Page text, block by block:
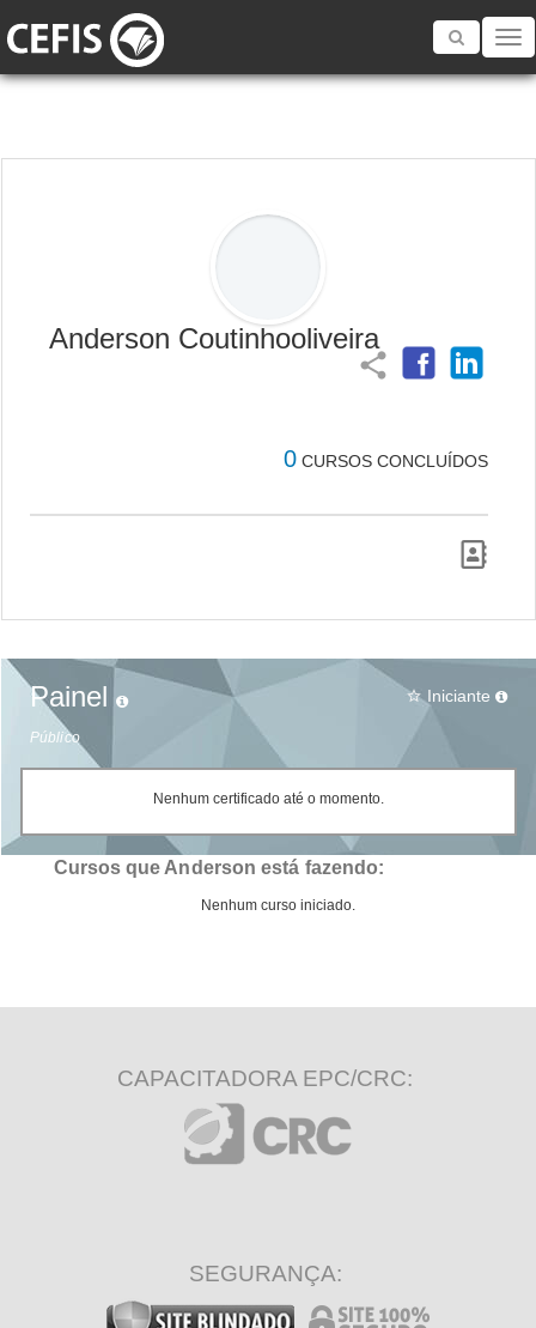
Toggle
Anderson Coutinhooliveira
share
0 CURSOS CONCLUÍDOS
Painel
Público
star_border Iniciante
Nenhum certificado até o momento.
Cursos que Anderson está fazendo:
Nenhum curso iniciado.
CAPACITADORA EPC/CRC:
SEGURANÇA: